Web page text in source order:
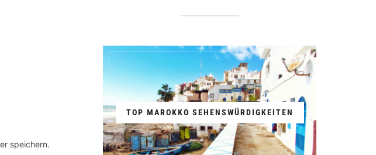
speichern.
TOP MAROKKO SEHENSWÜRDIGKEITEN